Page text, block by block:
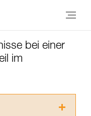
bei einer
im